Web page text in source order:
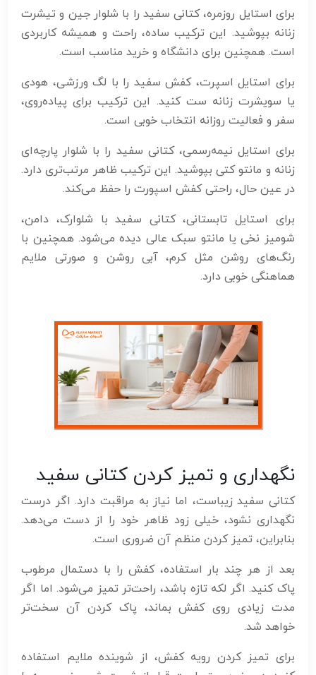
برای استایل روزمره، کتانی سفید را با شلوار جین و تیشرت
زنانه بپوشید. این ترکیب ساده، راحت و همیشه کاربردی
است. همچنین برای دانشگاه و خرید مناسب است.
برای استایل اسپرت، کفش سفید را با لگ ورزشی، هودی
یا سویشرت زنانه ست کنید. این ترکیب برای پیاده‌روی،
سفر و فعالیت روزانه انتخاب خوبی است.
برای استایل نیمه‌رسمی، کتانی سفید را با شلوار پارچه‌ای
زنانه و مانتو کتی بپوشید. این ترکیب ظاهر مرتب‌تری دارد.
در عین حال، راحتی کفش اسپورت را حفظ می‌کند.
برای استایل تابستانی، کتانی سفید با شلوارک، دامن،
شومیز نخی یا مانتو سبک عالی دیده می‌شود. همچنین با
رنگ‌های روشن مثل کرم، آبی روشن و صورتی ملایم
هماهنگی خوبی دارد.
نگهداری و تمیز کردن کتانی سفید
کتانی سفید زیباست، اما نیاز به مراقبت دارد. اگر درست
نگهداری نشود، خیلی زود ظاهر خود را از دست می‌دهد.
بنابراین، تمیز کردن منظم آن ضروری است.
بعد از هر چند بار استفاده، کفش را با دستمال مرطوب
پاک کنید. اگر لکه تازه باشد، راحت‌تر تمیز می‌شود. اما اگر
مدت زیادی روی کفش بماند، پاک کردن آن سخت‌تر
خواهد شد.
برای تمیز کردن رویه کفش، از شوینده ملایم استفاده